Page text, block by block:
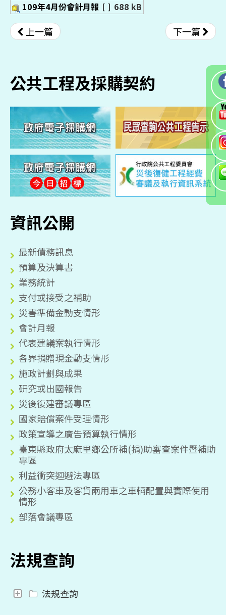
109年4月份會計月報 [ ] 688 kB
上一篇 下一篇
公共工程及採購契約
資訊公開
最新債務訊息
預算及決算書
業務統計
支付或接受之補助
災害準備金動支情形
會計月報
代表建議案執行情形
各界捐贈現金動支情形
施政計劃與成果
研究或出國報告
災後復建審議專區
國家賠償案件受理情形
政策宣導之廣告預算執行情形
臺東縣政府太麻里鄉公所補(捐)助審查案件暨補助
專區
利益衝突迴避法專區
公務小客車及客貨兩用車之車輛配置與實際使用
情形
部落會議專區
法規查詢
法規查詢